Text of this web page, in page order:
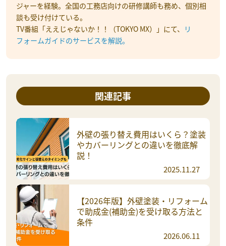
ジャーを経験。全国の工務店向けの研修講師も務め、個別相
談も受け付けている。
TV番組「ええじゃないか！！（TOKYO MX）」にて、 リ
フォームガイドのサービスを解説。
関連記事
外壁の張り替え費用はいくら？塗装
やカバーリングとの違いを徹底解
説！
2025.11.27
【2026年版】外壁塗装・リフォーム
で助成金(補助金)を受け取る方法と
条件
2026.06.11